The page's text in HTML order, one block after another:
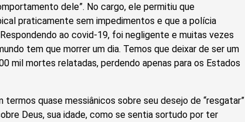
dele”. No cargo, ele permitiu que
praticamente sem impedimentos e que a polícia
ao covid-19, foi negligente e muitas vezes
tem que morrer um dia. Temos que deixar de ser um
mil mortes relatadas, perdendo apenas para os Estados
termos quase messiânicos sobre seu desejo de “resgatar”
Deus, sua idade, como se sentia sortudo por ter